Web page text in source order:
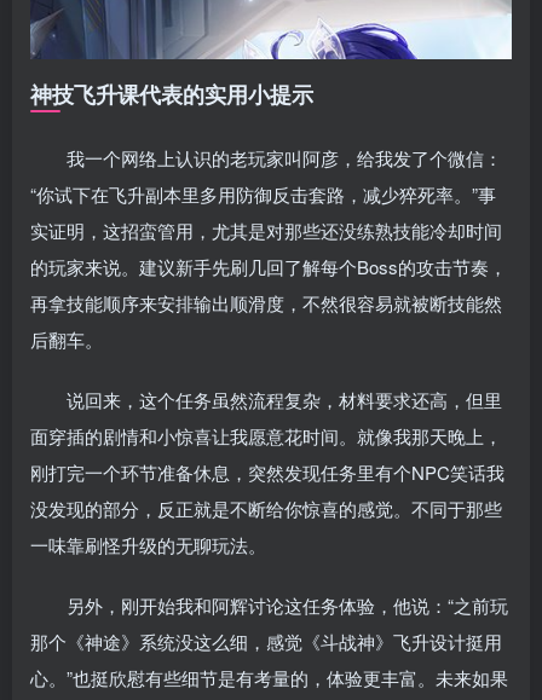
神技飞升课代表的实用小提示
我一个网络上认识的老玩家叫阿彦，给我发了个微信：
“你试下在飞升副本里多用防御反击套路，减少猝死率。”事
实证明，这招蛮管用，尤其是对那些还没练熟技能冷却时间
的玩家来说。建议新手先刷几回了解每个Boss的攻击节奏，
再拿技能顺序来安排输出顺滑度，不然很容易就被断技能然
后翻车。
说回来，这个任务虽然流程复杂，材料要求还高，但里
面穿插的剧情和小惊喜让我愿意花时间。就像我那天晚上，
刚打完一个环节准备休息，突然发现任务里有个NPC笑话我
没发现的部分，反正就是不断给你惊喜的感觉。不同于那些
一味靠刷怪升级的无聊玩法。
另外，刚开始我和阿辉讨论这任务体验，他说：“之前玩
那个《神途》系统没这么细，感觉《斗战神》飞升设计挺用
心。”也挺欣慰有些细节是有考量的，体验更丰富。未来如果